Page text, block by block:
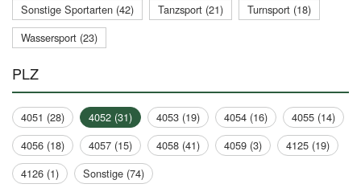
Sonstige Sportarten (42)
Tanzsport (21)
Turnsport (18)
Wassersport (23)
PLZ
4051 (28) 4052 (31) 4053 (19) 4054 (16)
4055 (14)
4056 (18)
4057 (15) 4058 (41) 4059 (3)
4125 (19)
4126 (1)
Sonstige (74)